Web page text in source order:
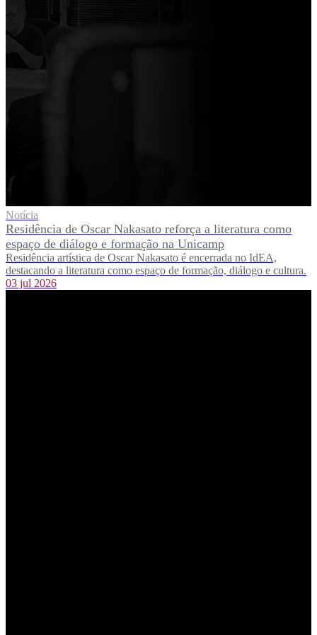
Notícia
Residência de Oscar Nakasato reforça a literatura como
espaço de diálogo e formação na Unicamp
Residência artística de Oscar Nakasato é encerrada no IdEA,
destacando a literatura como espaço de formação, diálogo e cultura.
03 jul 2026